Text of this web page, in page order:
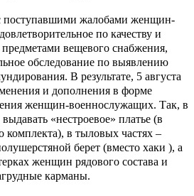
поступавшими жалобами женщин-
по качеству и
предметами вещевого снабжения,
обследование по выявлению
В результате, 5 августа
и дополнения в форме
женщин-военнослужащих. Так, в
«нестроевое» платье (в
комплекта), в тыловых частях –
берет (вместо хаки ), а
женщин рядового состава и
карманы.